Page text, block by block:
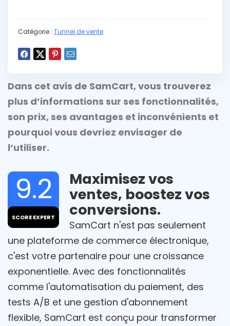
Catégorie : Tunnel de vente
Dans cet avis de SamCart, vous trouverez
plus d’informations sur ses fonctionnalités,
son prix, ses avantages et inconvénients et
pourquoi vous devriez envisager de
l’utiliser.
9.2
SCORE EXPERT
Maximisez vos
ventes, boostez vos
conversions.
SamCart n'est pas seulement
une plateforme de commerce électronique,
c'est votre partenaire pour une croissance
exponentielle. Avec des fonctionnalités
comme l'automatisation du paiement, des
tests A/B et une gestion d'abonnement
flexible, SamCart est conçu pour transformer